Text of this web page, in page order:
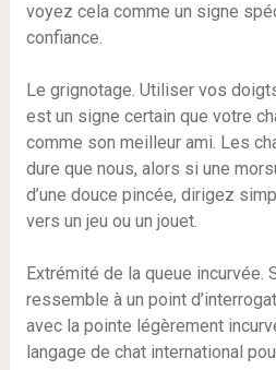
voyez cela comme un signe
confiance.
Le grignotage. Utiliser vos
est un signe certain que votre
comme son meilleur ami. Les
dure que nous, alors si une
d’une douce pincée, dirigez
vers un jeu ou un jouet.
Extrémité de la queue incurvée.
ressemble à un point
avec la pointe légèrement
langage de chat international